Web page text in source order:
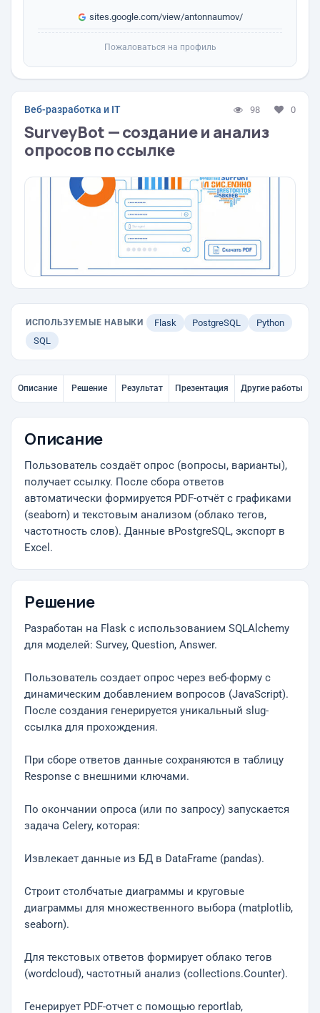
sites.google.com/view/antonnaumov/
Пожаловаться на профиль
Веб-разработка и IT 98 0
SurveyBot — создание и анализ
опросов по ссылке
ИСПОЛЬЗУЕМЫЕ НАВЫКИ Flask PostgreSQL
Python
SQL
Описание Решение Результат Презентация Другие работы
Описание
Пользователь создаёт опрос (вопросы, варианты),
получает ссылку. После сбора ответов
автоматически формируется PDF-отчёт с графиками
(seaborn) и текстовым анализом (облако тегов,
частотность слов). Данные вPostgreSQL, экспорт в
Excel.
Решение
Разработан на Flask с использованием SQLAlchemy
для моделей: Survey, Question, Answer.
Пользователь создает опрос через веб-форму с
динамическим добавлением вопросов (JavaScript).
После создания генерируется уникальный slug-
ссылка для прохождения.
При сборе ответов данные сохраняются в таблицу
Response с внешними ключами.
По окончании опроса (или по запросу) запускается
задача Celery, которая:
Извлекает данные из БД в DataFrame (pandas).
Строит столбчатые диаграммы и круговые
диаграммы для множественного выбора (matplotlib,
seaborn).
Для текстовых ответов формирует облако тегов
(wordcloud), частотный анализ (collections.Counter).
Генерирует PDF-отчет с помощью reportlab,